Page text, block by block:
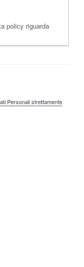
policy riguarda
Personali strettamente